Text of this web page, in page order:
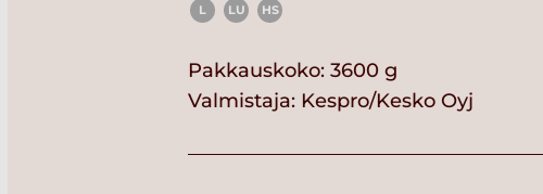
L LU HS
Pakkauskoko: 3600 g
Valmistaja: Kespro/Kesko Oyj